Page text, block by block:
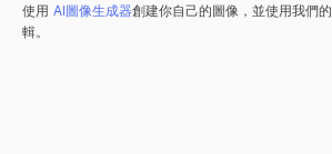
使用 AI圖像生成器創建你自己的圖像，並使用我們的
輯。